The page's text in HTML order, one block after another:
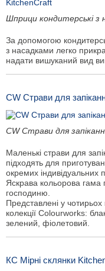
Шприци кондитерські з
За допомогою
з насадками легко
надати вишуканий вид
CW Страви для
CW Страви для
Маленькі страви для
підходять для
окремих індивідуальних
Яскрава кольорова гама
господиню.
Представлені у чотирьох
колекції Colourworks:
зелений, фіолетовий.
КС Мірні склянки